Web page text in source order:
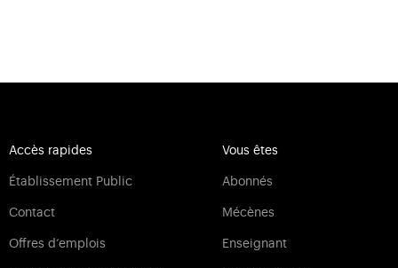
Accès rapides
Établissement Public
Contact
Offres d‘emplois
Vous êtes
Abonnés
Mécènes
Enseignant